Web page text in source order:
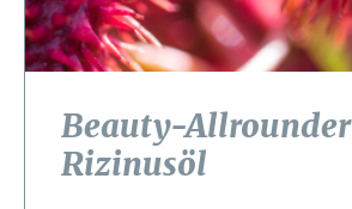
Beauty-Allrounder
Rizinusöl